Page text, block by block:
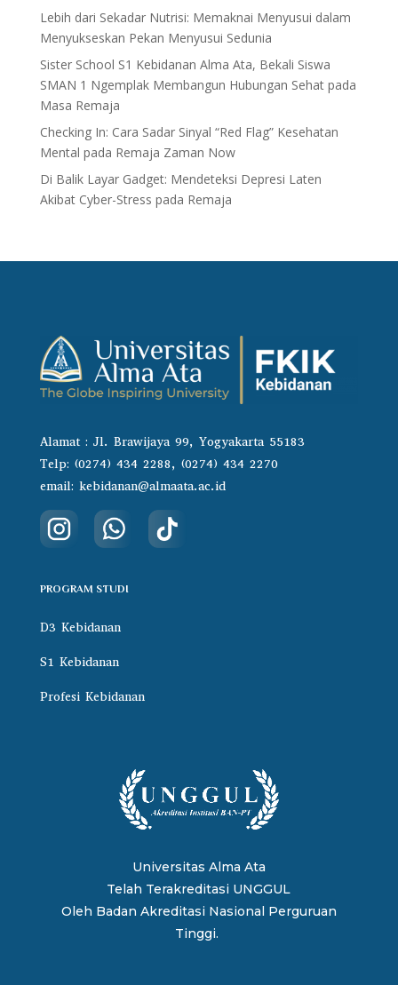
Lebih dari Sekadar Nutrisi: Memaknai Menyusui dalam
Menyukseskan Pekan Menyusui Sedunia
Sister School S1 Kebidanan Alma Ata, Bekali Siswa
SMAN 1 Ngemplak Membangun Hubungan Sehat pada
Masa Remaja
Checking In: Cara Sadar Sinyal “Red Flag” Kesehatan
Mental pada Remaja Zaman Now
Di Balik Layar Gadget: Mendeteksi Depresi Laten
Akibat Cyber-Stress pada Remaja
Alamat : Jl. Brawijaya 99, Yogyakarta 55183
Telp: (0274) 434 2288, (0274) 434 2270
email: kebidanan@almaata.ac.id
PROGRAM STUDI
D3 Kebidanan
S1 Kebidanan
Profesi Kebidanan
Universitas Alma Ata
Telah Terakreditasi UNGGUL
Oleh Badan Akreditasi Nasional Perguruan
Tinggi.